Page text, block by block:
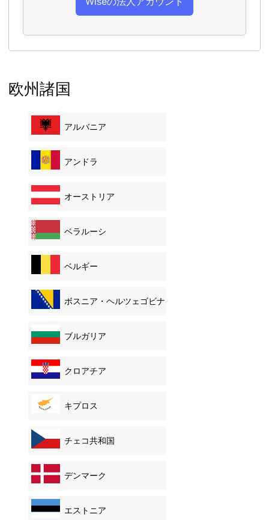
欧州諸国
アルバニア
アンドラ
オーストリア
ベラルーシ
ベルギー
ボスニア・ヘルツェゴビナ
ブルガリア
クロアチア
キプロス
チェコ共和国
デンマーク
エストニア